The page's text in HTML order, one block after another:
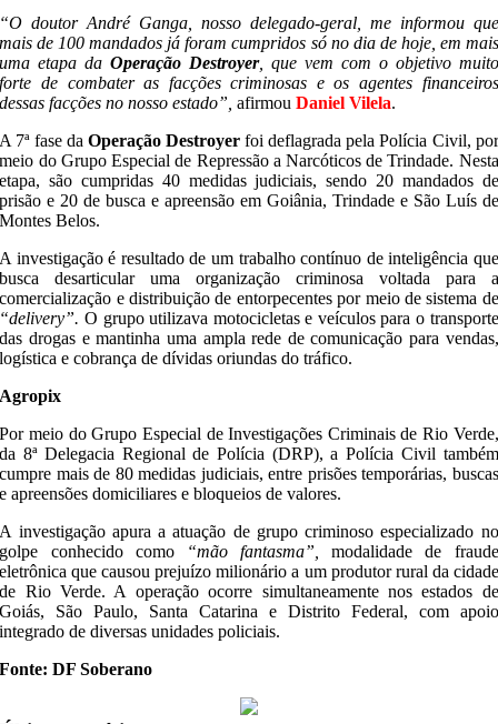
“O doutor André Ganga, nosso delegado-geral, me informou que
mais de 100 mandados já foram cumpridos só no dia de hoje, em mais
uma etapa da Operação Destroyer, que vem com o objetivo muito
forte de combater as facções criminosas e os agentes financeiros
dessas facções no nosso estado”, afirmouDaniel Vilela.
A 7ª fase da Operação Destroyerfoi deflagrada pela Polícia Civil, por
meio do Grupo Especial de Repressão a Narcóticos de Trindade. Nesta
etapa, são cumpridas 40 medidas judiciais, sendo 20 mandados de
prisão e 20 de busca e apreensão em Goiânia, Trindade e São Luís de
Montes Belos.
A investigação é resultado de um trabalho contínuo de inteligência que
busca desarticular uma organização criminosa voltada para a
comercialização e distribuição de entorpecentes por meio de sistema de
“delivery”. O grupo utilizava motocicletas e veículos para o transporte
das drogas e mantinha uma ampla rede de comunicação para vendas,
logística e cobrança de dívidas oriundas do tráfico.
Agropix
Por meio do Grupo Especial de Investigações Criminais de Rio Verde,
da 8ª Delegacia Regional de Polícia (DRP), a Polícia Civil também
cumpre mais de 80 medidas judiciais, entre prisões temporárias, buscas
e apreensões domiciliares e bloqueios de valores.
A investigação apura a atuação de grupo criminoso especializado no
golpe conhecido como
“mão fantasma”,
modalidade de fraude
eletrônica que causou prejuízo milionário a um produtor rural da cidade
de Rio Verde. A operação ocorre simultaneamente nos estados de
Goiás, São Paulo, Santa Catarina e Distrito Federal, com apoio
integrado de diversas unidades policiais.
Fonte: DF Soberano